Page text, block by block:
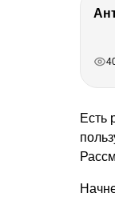
Есть